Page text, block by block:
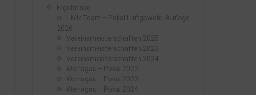
Ergebnisse
I. Mix Team – Pokal Luftgewehr-Auflage
2026
Vereinsmeisterschaften 2025
Vereinsmeisterschaften 2023
Vereinsmeisterschaften 2024
Werragau – Pokal 2022
Werragau – Pokal 2023
Werragau – Pokal 2024